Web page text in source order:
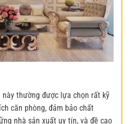
thường được lựa chọn rất kỹ
căn phòng, đảm bảo chất
nhà sản xuất uy tín, và đề cao